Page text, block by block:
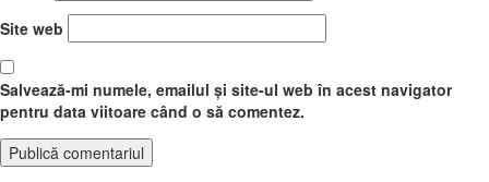
Site web
Salvează-mi numele, emailul și site-ul web în acest navigator
pentru data viitoare când o să comentez.